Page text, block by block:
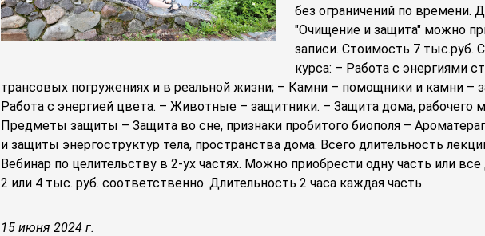
без ограничений по времени.
"Очищение и защита" можно
записи. Стоимость 7 тыс.руб.
курса: – Работа с энергиями
трансовых погружениях и в реальной жизни; – Камни – помощники и камни –
Работа с энергией цвета. – Животные – защитники. – Защита дома, рабочего
Предметы защиты – Защита во сне, признаки пробитого биополя –
и защиты энергоструктур тела, пространства дома. Всего длительность
Вебинар по целительству в 2-ух частях. Можно приобрести одну часть или
2 или 4 тыс. руб. соответственно. Длительность 2 часа каждая часть.
15 июня 2024 г.